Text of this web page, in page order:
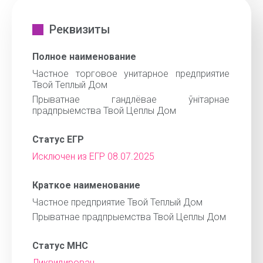
Реквизиты
Полное наименование
Частное торговое унитарное предприятие
Твой Теплый Дом
Прыватнае гандлёвае ўнітарнае
прадпрыемства Твой Цеплы Дом
Статус ЕГР
Исключен из ЕГР 08.07.2025
Краткое наименование
Частное предприятие Твой Теплый Дом
Прыватнае прадпрыемства Твой Цеплы Дом
Статус МНС